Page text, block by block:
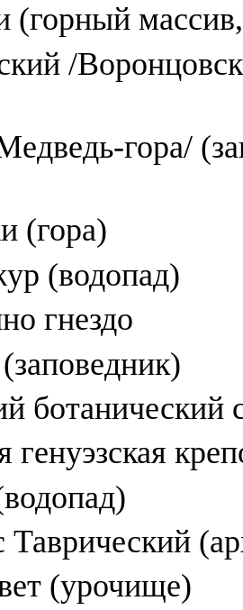
/
гора/
(гора)
(водопад)
гнездо
ботанический
генуэзская
Таврический
(урочище)